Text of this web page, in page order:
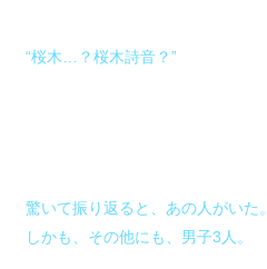
“桜木…？桜木詩音？”
驚いて振り返ると、あの人がいた。
しかも、その他にも、男子3人。